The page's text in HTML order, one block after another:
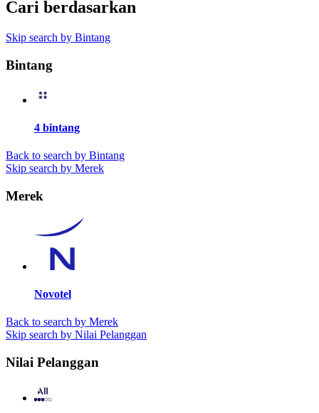
Cari berdasarkan
Skip search by Bintang
Bintang
4 bintang
Back to search by Bintang
Skip search by Merek
Merek
Novotel
Back to search by Merek
Skip search by Nilai Pelanggan
Nilai Pelanggan